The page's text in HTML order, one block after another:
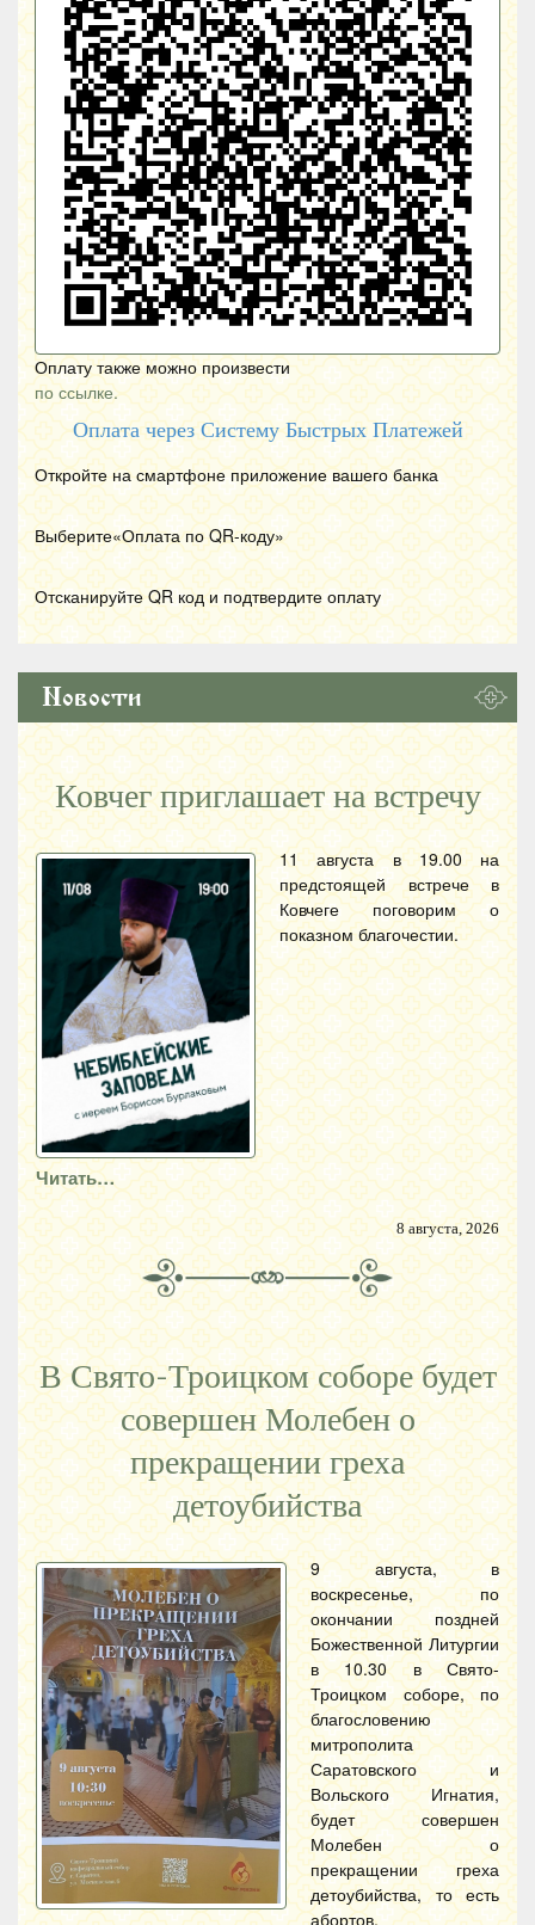
Оплату также можно произвести
по ссылке.
Оплата через Систему Быстрых Платежей
Откройте на смартфоне приложение вашего банка
Выберите«Оплата по QR-коду»
Отсканируйте QR код и подтвердите оплату
Новости
Ковчег приглашает на встречу
11 августа в 19.00 на
предстоящей встрече в
Ковчеге поговорим о
показном благочестии.
Читать…
8 августа, 2026
В Свято-Троицком соборе будет
совершен Молебен о
прекращении греха
детоубийства
9 августа, в
воскресенье, по
окончании поздней
Божественной Литургии
в 10.30 в Свято-
Троицком соборе, по
благословению
митрополита
Саратовского и
Вольского Игнатия,
будет совершен
Молебен о
прекращении греха
детоубийства, то есть
абортов.